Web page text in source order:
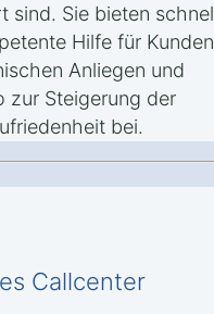
sind. Sie bieten
Hilfe für Kunden
Anliegen und
zur Steigerung der
bei.
Callcenter